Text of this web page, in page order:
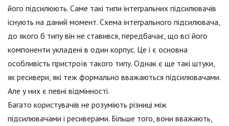
його підсилюють. Саме такі типи інтегральних підсилювачів
існують на даний момент. Схема інтегрального підсилювача,
до якого б типу він не ставився, передбачає, що всі його
компоненти укладені в один корпус. Це і є основна
особливість пристроїв такого типу. Однак є ще такі штуки,
як ресивери, які теж формально вважаються підсилювачами.
Але у них є певні відмінності.
Багато користувачів не розуміють різниці між
підсилювачами і ресиверами. Більше того, вони вважають,